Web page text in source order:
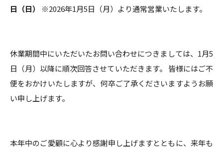
日（日）
※2026年1月5日（月）より通常営業いたします。
休業期間中にいただいたお問い合わせにつきましては、1月5
日（月）以降に順次回答させていただきます。 皆様にはご不
便をおかけいたしますが、何卒ご了承くださいますようお願
い申し上げます。
本年中のご愛顧に心より感謝申し上げますとともに、来年も